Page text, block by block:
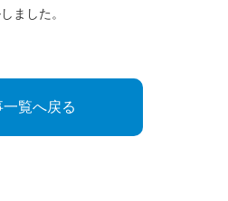
ました。
一覧へ戻る